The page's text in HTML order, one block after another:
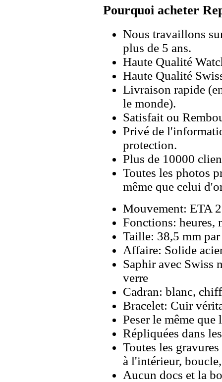
Pourquoi acheter
Nous travaillons
plus de 5 ans.
Haute Qualité
Haute Qualité
Livraison rapide
le monde).
Satisfait ou
Privé de
protection.
Plus de 10000
Toutes les photos
même que celui
Mouvement: ETA
Fonctions: heures,
Taille: 38,5 mm
Affaire: Solide
Saphir avec Swiss
verre
Cadran: blanc,
Bracelet: Cuir
Peser le même
Répliquées dans
Toutes les
à l'intérieur,
Aucun docs et la